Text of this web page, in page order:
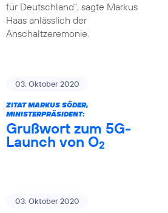
für Deutschland“, sagte Markus
Haas anlässlich der
Anschaltzeremonie.
03. Oktober 2020
ZITAT MARKUS SÖDER,
MINISTERPRÄSIDENT:
Grußwort zum 5G-
Launch von O2
03. Oktober 2020